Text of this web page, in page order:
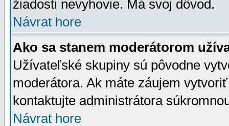
žiadosti nevyhovie. Má svoj dôvod.
Návrat hore
Ako sa stanem moderátorom
Užívateľské skupiny sú pôvodne
moderátora. Ak máte záujem
kontaktujte administrátora
Návrat hore